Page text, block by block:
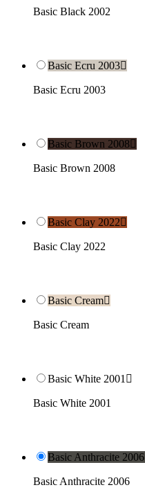
Basic Black 2002
Basic Ecru 2003
Basic Ecru 2003
Basic Brown 2008
Basic Brown 2008
Basic Clay 2022
Basic Clay 2022
Basic Cream
Basic Cream
Basic White 2001 
Basic White 2001
Basic Anthracite 2006
Basic Anthracite 2006